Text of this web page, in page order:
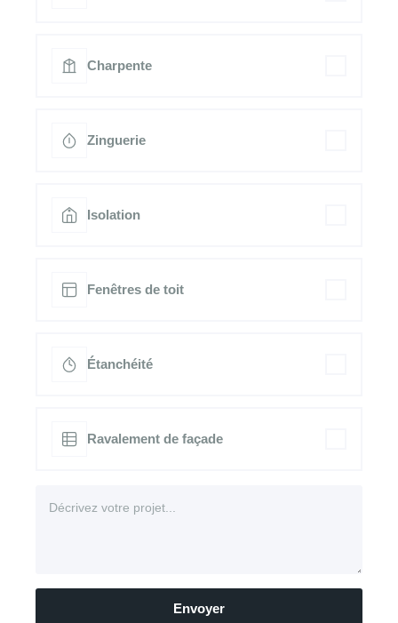
Charpente
Zinguerie
Isolation
Fenêtres de toit
Étanchéité
Ravalement de façade
Envoyer